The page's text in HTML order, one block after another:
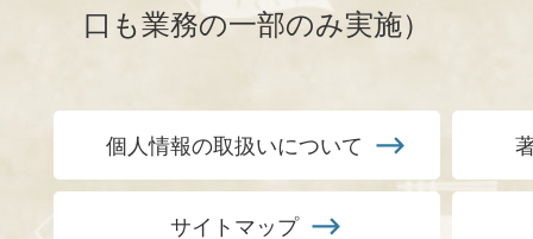
口も業務の一部のみ実施）
個人情報の取扱いについて
サイトマップ